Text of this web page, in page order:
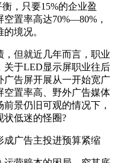
，只要15%的企业盈
置率高达70%—80%，
境况。
但就近几年而言，职业
关于LED显示屏职业往后
广告屏开展从一开始宽广
空置率高、野外广告媒体
景仍旧可观的情况下，
状低迷的怪圈?
成广告主投进预算紧缩